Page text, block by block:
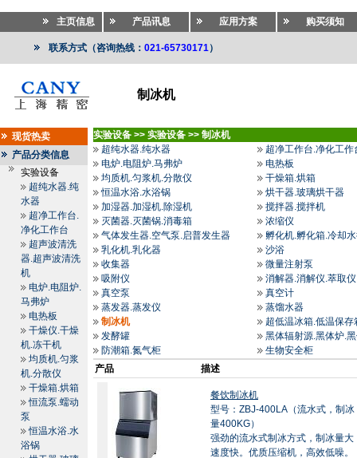
主页信息 产品讯息 应用方案 购买须知
联系方式（咨询热线： 021-65730171）
制冰机
现货热卖
产品分类信息
实验设备
超纯水器.纯
水器
超净工作台.
净化工作台
超声波清洗
器.超声波清洗
机
电炉.电阻炉.
马弗炉
电热板
干燥仪.干燥
机.冻干机
均质机.匀浆
机.分散仪
干燥箱.烘箱
恒流泵.蠕动
泵
恒温水浴.水
浴锅
实验设备 >> 实验设备 >> 制冰机
超纯水器.纯水器
超净工作台.净化工作
电炉.电阻炉.马弗炉
电热板
均质机.匀浆机.分散仪
干燥箱.烘箱
恒温水浴.水浴锅
烘干器.玻璃烘干器
加湿器.加湿机.除湿机
搅拌器.搅拌机
灭菌器.灭菌锅.消毒箱
浓缩仪
气体发生器.空气泵.启普发生器
孵化机.孵化箱.冷却
乳化机.乳化器
沙浴
收集器
微量注射泵
吸附仪
消解器.消解仪.萃取仪
真空泵
真空计
蒸发器.蒸发仪
蒸馏水器
制冰机
超低温冰箱.低温保
发酵罐
黑体辐射源.黑体炉.
防潮箱.氮气柜
生物安全柜
产品
描述
餐饮制冰机
型号：ZBJ-400LA（流水式，制冰
量400KG）
强劲的流水式制冰方式，制冰量大
速度快。优质压缩机，高效低噪。